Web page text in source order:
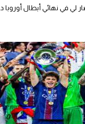
لي في نهائي أبطال أوروبا